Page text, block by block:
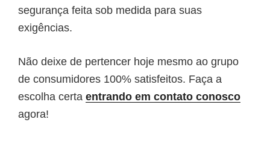
segurança feita sob medida para suas
exigências.
Não deixe de pertencer hoje mesmo ao grupo
de consumidores 100% satisfeitos. Faça a
escolha certa entrando em contato conosco
agora!